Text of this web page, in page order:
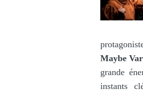
Maybe
grande
instants